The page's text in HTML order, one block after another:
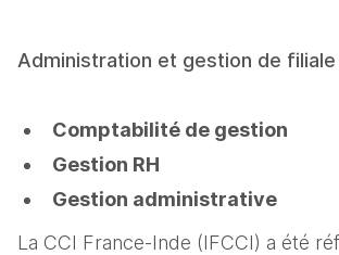
Administration et gestion de filiale
Comptabilité de gestion
Gestion RH
Gestion administrative
La CCI France-Inde (IFCCI) a été